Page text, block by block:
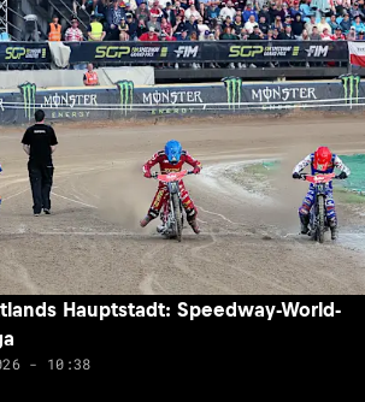
Hauptstadt: Speedway-World-
- 10:38